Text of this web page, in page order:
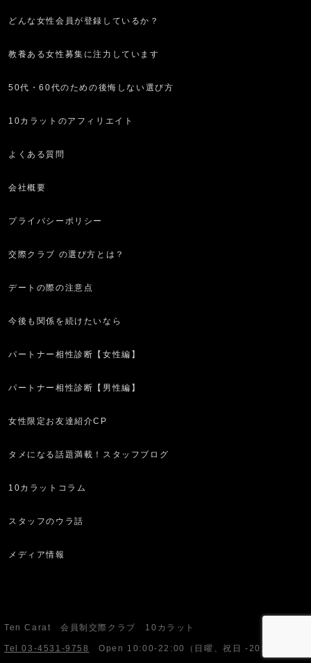
どんな女性会員が登録しているか？
教養ある女性募集に注力しています
50代・60代のための後悔しない選び方
10カラットのアフィリエイト
よくある質問
会社概要
プライバシーポリシー
交際クラブ の選び方とは？
デートの際の注意点
今後も関係を続けたいなら
パートナー相性診断【女性編】
パートナー相性診断【男性編】
女性限定お友達紹介CP
タメになる話題満載！スタッフブログ
10カラットコラム
スタッフのウラ話
メディア情報
Ten Carat 会員制交際クラブ 10カラット
Tel 03-4531-9758 Open 10:00-22:00 （日曜、祝日 -20:00）